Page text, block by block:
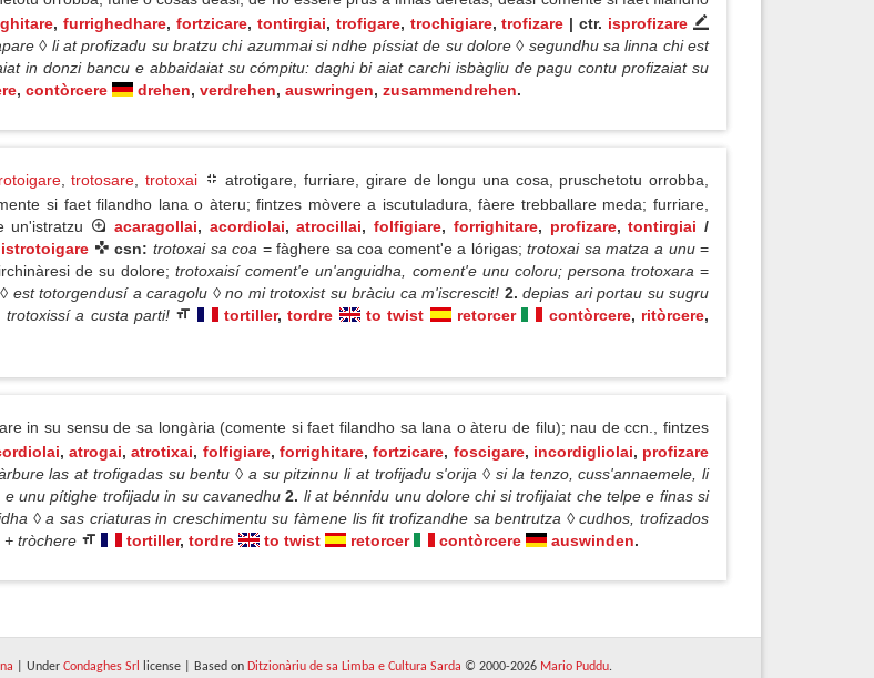
,furrighedhare, fortzicare, tontirgiai, trofigare, trochigiare,trofizare | ctr. isprofizare
◊ li at profizadu su bratzu chi azummai si ndhe píssiat de su dolore ◊ segundhu sa linna chi est
in donzi bancu e abbaidaiat su cómpitu: daghi bi aiat carchi isbàgliu de pagu contu profizaiat su
, contòrcere drehen, verdrehen, auswringen, zusammendrehen.
,trotosare ,trotoxai
atrotigare, furriare, girare de longu una cosa, pruschetotu orrobba,
si faet filandho lana o àteru; fintzes mòvere a iscutuladura, fàere trebballare meda; furriare,
un'istratzu
acaragollai, acordiolai,atrocillai,folfigiare, forrighitare, profizare,tontirgiai /
istrotoigare csn: trotoxai sa coa = fàghere sa coa coment'e a lórigas; trotoxai sa matza a unu=
de su dolore; trotoxaisí coment'e un'anguidha, coment'e unu coloru; persona trotoxara=
est totorgendusí a caragolu ◊ no mi trotoxist su bràciu ca m'iscrescit! 2.depias ari portau su sugru
trotoxissí a custa parti! tortiller, tordre to twist retorcer contòrcere, ritòrcere,
in su sensu de sa longària (comente si faet filandho sa lana o àteru de filu); nau de ccn., fintzes
,atrogai,atrotixai, folfigiare, forrighitare,fortzicare, foscigare, incordigliolai, profizare
las at trofigadas su bentu ◊ a su pitzinnu li at trofijadu s'orija ◊ si la tenzo, cuss'annaemele, li
e unu pítighe trofijadu in su cavanedhu2. li at bénnidu unu dolore chi si trofijaiat che telpe e finas si
◊ a sas criaturas in creschimentu su fàmene lis fit trofizandhe sa bentrutza ◊ cudhos, trofizados
+ tròchere tortiller, tordre to twist retorcer contòrcere auswinden.
| Under Condaghes Srl license | Based on Ditzionàriu de sa Limba e Cultura Sarda © 2000-2026 Mario Puddu.